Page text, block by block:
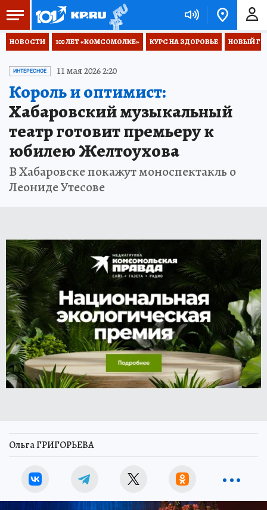
НОВОСТИ 100 ЛЕТ «КОМСОМОЛКЕ» КУРС НА ЗДОРОВЬЕ НОВЫЙ
ИНТЕРЕСНОЕ 11 мая 2026 2:20
Король и оптимист:
Хабаровский музыкальный
театр готовит премьеру к
юбилею Желтоухова
В Хабаровске покажут моноспектакль о
Леониде Утесове
Ольга ГРИГОРЬЕВА